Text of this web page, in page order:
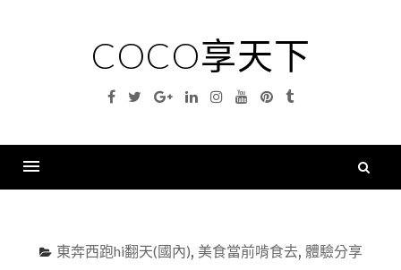
COCO享天下
Facebook
TwitterGoogleLinkedinInstagramYouTubePinterest
Tumblr
東奔西跑hi翻天(國內), 美食當前啃食去, 體驗分享